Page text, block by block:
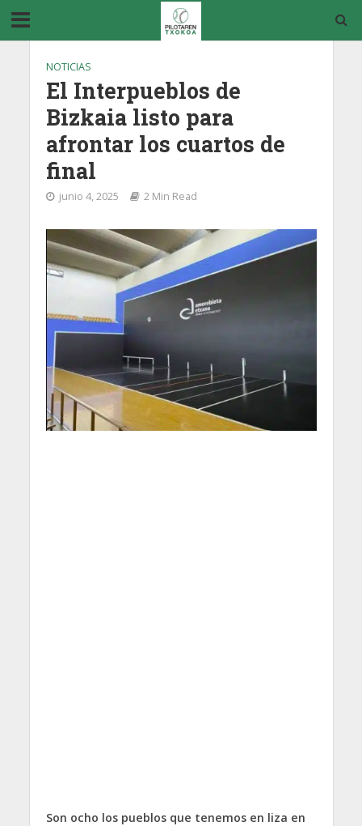
NOTICIAS
El Interpueblos de
Bizkaia listo para
afrontar los cuartos de
final
junio 4, 2025 2 Min Read
Son ocho los pueblos que tenemos en liza en